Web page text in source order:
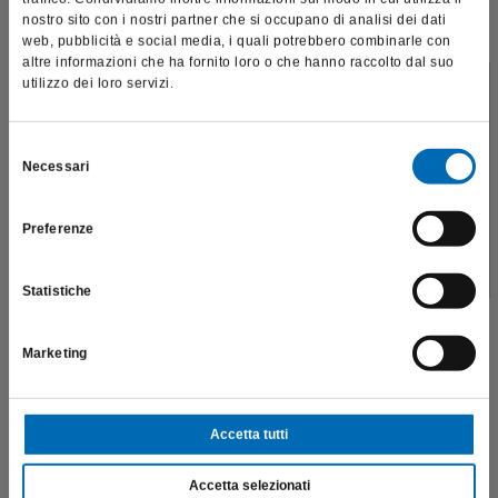
nostro sito con i nostri partner che si occupano di analisi dei dati
web, pubblicità e social media, i quali potrebbero combinarle con
altre informazioni che ha fornito loro o che hanno raccolto dal suo
utilizzo dei loro servizi.
delNecessari
Preferenze
Statistiche
Marketing
Accetta tutti
Accetta selezionati
professionali e riporta dati, prodotti e beni sensibili per la
salute e la sicurezza del paziente; pertanto, per visitare il sito,